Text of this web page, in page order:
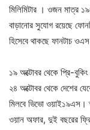
মিলিমিটার । ওজন মাত্র
বাড়ানোর সুযোগ রয়েছে
হিসেবে থাকছে ফানটাচ
১৯ অক্টোবর থেকে প্রি-
২৪ অক্টোবর থেকে দেশের
মিলবে ভিভো ওয়াই১৯এস।
ওয়ান অফার, দুই বছরের ফ্রি